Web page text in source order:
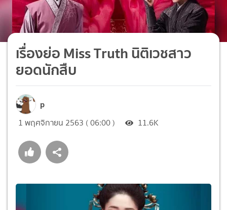
เรื่องย่อ Miss Truth นิติเวชสาว
ยอดนักสืบ
p
1 พฤศจิกายน 2563 ( 06:00 ) 11.6K